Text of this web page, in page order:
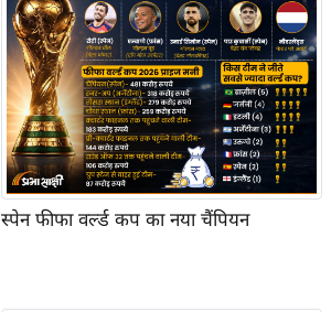
स्पेन फीफा वर्ल्ड कप का नया चैंपियन